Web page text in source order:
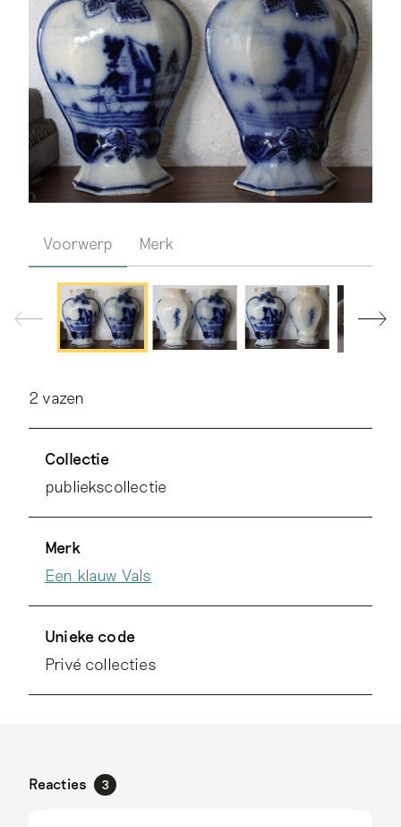
Voorwerp Merk
2 vazen
Collectie
publiekscollectie
Merk
Een klauw Vals
Unieke code
Privé collecties
Reacties 3